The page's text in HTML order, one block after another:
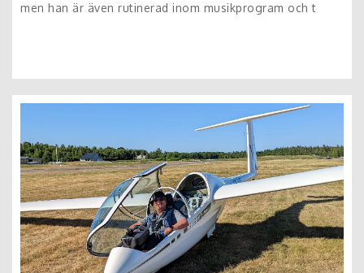
men han är även rutinerad inom musikprogram och t